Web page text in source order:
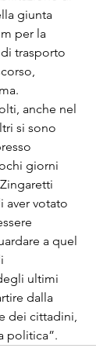
giunta
per la
trasporto
anche nel
si sono
giorni
votato
a quel
ultimi
dalla
dei cittadini,
politica”.